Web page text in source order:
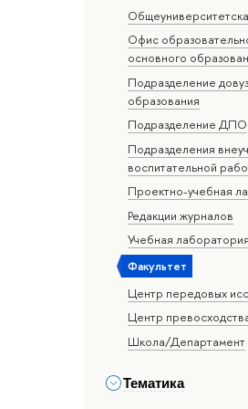
Офис
основного
Подразделение
образования
Подразделение ДПО
Подразделения
воспитательной
Проектно-учебная
Редакции журналов
Учебная лаборатория
Факультет
Центр передовых
Центр
Школа/Департамент
Тематика